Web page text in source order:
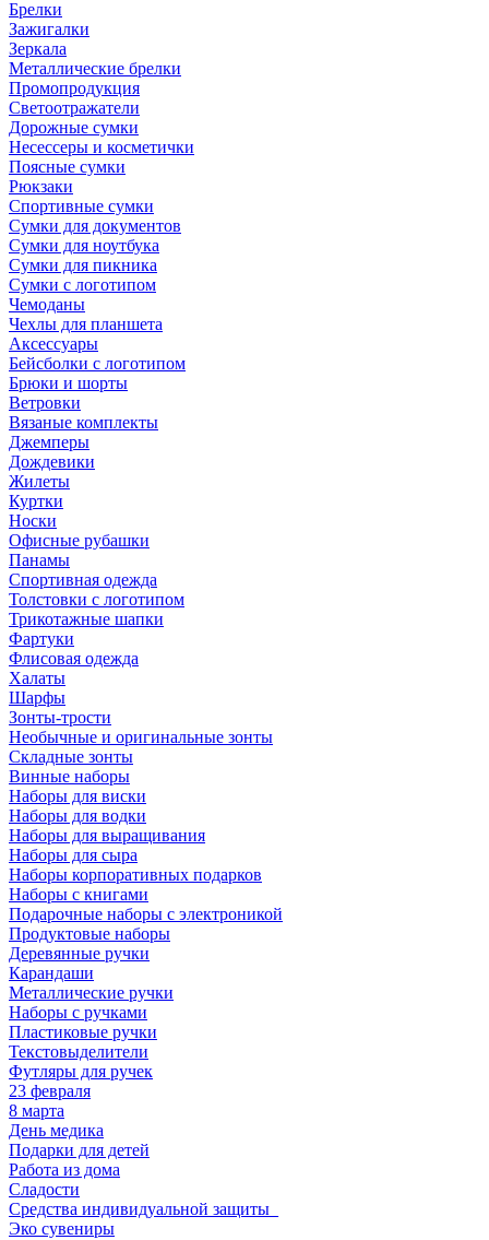
Брелки
Зажигалки
Зеркала
Металлические брелки
Промопродукция
Светоотражатели
Дорожные сумки
Несессеры и косметички
Поясные сумки
Рюкзаки
Спортивные сумки
Сумки для документов
Сумки для ноутбука
Сумки для пикника
Сумки с логотипом
Чемоданы
Чехлы для планшета
Аксессуары
Бейсболки с логотипом
Брюки и шорты
Ветровки
Вязаные комплекты
Джемперы
Дождевики
Жилеты
Куртки
Носки
Офисные рубашки
Панамы
Спортивная одежда
Толстовки с логотипом
Трикотажные шапки
Фартуки
Флисовая одежда
Халаты
Шарфы
Зонты-трости
Необычные и оригинальные зонты
Складные зонты
Винные наборы
Наборы для виски
Наборы для водки
Наборы для выращивания
Наборы для сыра
Наборы корпоративных подарков
Наборы с книгами
Подарочные наборы с электроникой
Продуктовые наборы
Деревянные ручки
Карандаши
Металлические ручки
Наборы с ручками
Пластиковые ручки
Текстовыделители
Футляры для ручек
23 февраля
8 марта
День медика
Подарки для детей
Работа из дома
Сладости
Средства индивидуальной защиты_
Эко сувениры